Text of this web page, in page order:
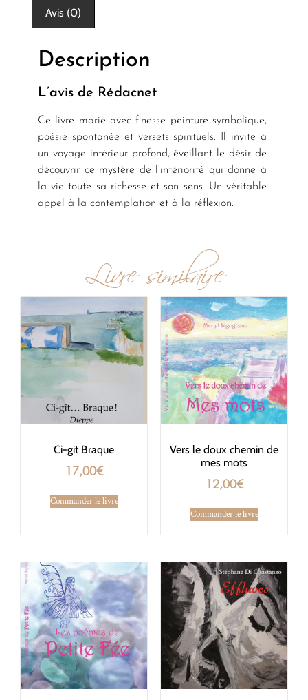
Avis (0)
Description
L’avis de Rédacnet
Ce livre marie avec finesse peinture symbolique,
poésie spontanée et versets spirituels. Il invite à
un voyage intérieur profond, éveillant le désir de
découvrir ce mystère de l’intériorité qui donne à
la vie toute sa richesse et son sens. Un véritable
appel à la contemplation et à la réflexion.
Livre similaire
Ci-git Braque
17,00€
Commander le livre
Vers le doux chemin de
mes mots
12,00€
Commander le livre